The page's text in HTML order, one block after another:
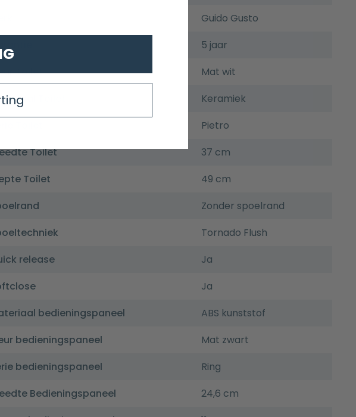
Guido Gusto
5 jaar
Toilet
Mat wit
Toilet
Keramiek
Pietro
Toilet
37 cm
Toilet
49 cm
Zonder spoelrand
Tornado Flush
release
Ja
Ja
bedieningspaneel
ABS kunststof
bedieningspaneel
Mat zwart
bedieningspaneel
Ring
Bedieningspaneel
24,6 cm